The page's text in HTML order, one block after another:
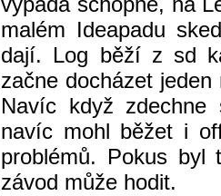
malém Ideapadu
dají. Log běží z sd
začne docházet
Navíc když
navíc mohl běžet i
problémů. Pokus
závod může hodit.